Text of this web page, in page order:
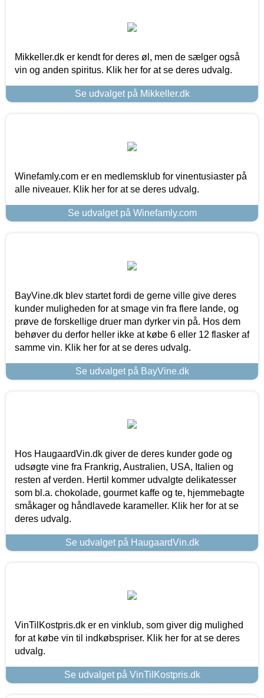
Mikkeller.dk er kendt for deres øl, men de sælger også
vin og anden spiritus. Klik her for at se deres udvalg.
Se udvalget på Mikkeller.dk
Winefamly.com er en medlemsklub for vinentusiaster på
alle niveauer. Klik her for at se deres udvalg.
Se udvalget på Winefamly.com
BayVine.dk blev startet fordi de gerne ville give deres
kunder muligheden for at smage vin fra flere lande, og
prøve de forskellige druer man dyrker vin på. Hos dem
behøver du derfor heller ikke at købe 6 eller 12 flasker af
samme vin. Klik her for at se deres udvalg.
Se udvalget på BayVine.dk
Hos HaugaardVin.dk giver de deres kunder gode og
udsøgte vine fra Frankrig, Australien, USA, Italien og
resten af verden. Hertil kommer udvalgte delikatesser
som bl.a. chokolade, gourmet kaffe og te, hjemmebagte
småkager og håndlavede karameller. Klik her for at se
deres udvalg.
Se udvalget på HaugaardVin.dk
VinTilKostpris.dk er en vinklub, som giver dig mulighed
for at købe vin til indkøbspriser. Klik her for at se deres
udvalg.
Se udvalget på VinTilKostpris.dk